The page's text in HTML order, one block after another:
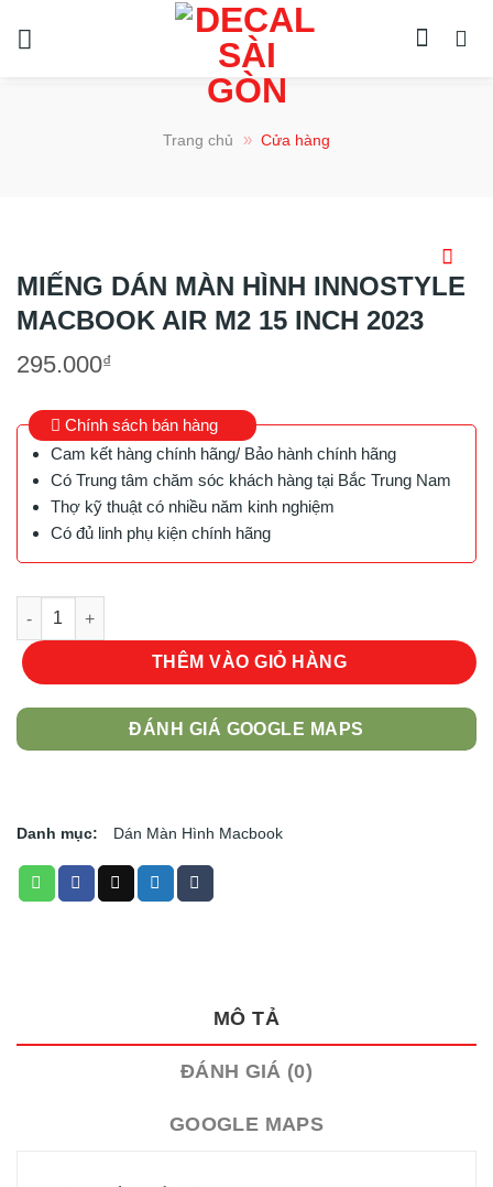
Trang chủ » Cửa hàng
MIẾNG DÁN MÀN HÌNH INNOSTYLE
MACBOOK AIR M2 15 INCH 2023
295.000₫
Chính sách bán hàng
Cam kết hàng chính hãng/ Bảo hành chính hãng
Có Trung tâm chăm sóc khách hàng tại Bắc Trung Nam
Thợ kỹ thuật có nhiều năm kinh nghiệm
Có đủ linh phụ kiện chính hãng
MIẾNG DÁN MÀN HÌNH INNOSTYLE MACBOOK AIR M2 15
THÊM VÀO GIỎ HÀNG
ĐÁNH GIÁ GOOGLE MAPS
Danh mục: Dán Màn Hình Macbook
MÔ TẢ
ĐÁNH GIÁ (0)
GOOGLE MAPS